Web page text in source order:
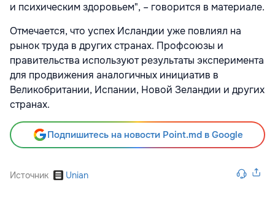
и психическим здоровьем", – говорится в материале.
Отмечается, что успех Исландии уже повлиял на
рынок труда в других странах. Профсоюзы и
правительства используют результаты эксперимента
для продвижения аналогичных инициатив в
Великобритании, Испании, Новой Зеландии и других
странах.
Подпишитесь на новости Point.md в Google
Источник Unian